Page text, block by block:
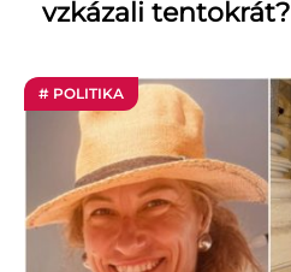
vzkázali tentokrát?
# POLITIKA